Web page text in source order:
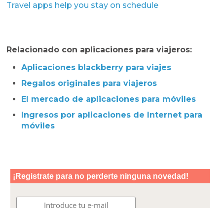
Travel apps help you stay on schedule
Relacionado con aplicaciones para viajeros:
Aplicaciones blackberry para viajes
Regalos originales para viajeros
El mercado de aplicaciones para móviles
Ingresos por aplicaciones de Internet para
móviles